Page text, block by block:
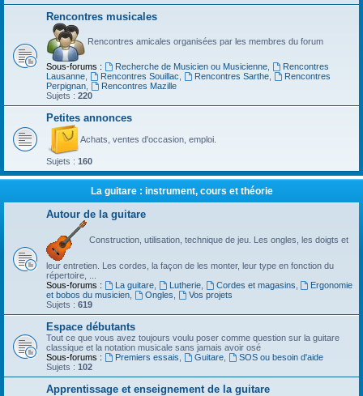
Rencontres musicales
Rencontres amicales organisées par les membres du forum
Sous-forums : Recherche de Musicien ou Musicienne,
Rencontres
Lausanne
Rencontres Souillac Rencontres Sarthe,
Rencontres
Perpignan
Rencontres Mazille
Sujets : 220
Petites annonces
Achats, ventes d'occasion, emploi.
Sujets : 160
La guitare : instrument, cours et théorie
Autour de la guitare
Construction, utilisation, technique de jeu. Les ongles, les doigts et
leur entretien. Les cordes, la façon de les monter, leur type en fonction du
répertoire, ...
Sous-forums :
La guitare, Lutherie, Cordes et magasins
Ergonomie
et bobos du musicien
Ongles
Vos projets
Sujets : 619
Espace débutants
Tout ce que vous avez toujours voulu poser comme question sur la guitare
classique et la notation musicale sans jamais avoir osé
Sous-forums :
Premiers essais Guitare,
SOS ou besoin d'aide
Sujets : 102
Apprentissage et enseignement de la guitare